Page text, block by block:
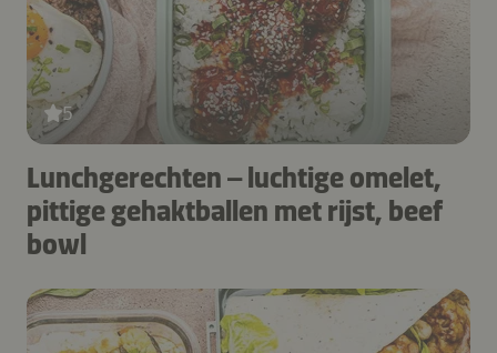
5
Lunchgerechten – luchtige omelet,
pittige gehaktballen met rijst, beef
bowl